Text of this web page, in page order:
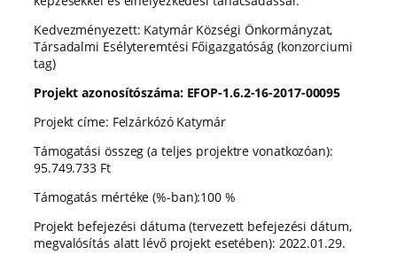
Kedvezményezett: Katymár Községi Önkormányzat,
Társadalmi Esélyteremtési Főigazgatóság (konzorciumi
tag)
Projekt azonosítószáma: EFOP-1.6.2-16-2017-00095
Projekt címe: Felzárkózó Katymár
Támogatási összeg (a teljes projektre vonatkozóan):
95.749.733 Ft
Támogatás mértéke (%-ban):100 %
Projekt befejezési dátuma (tervezett befejezési dátum,
megvalósítás alatt lévő projekt esetében): 2022.01.29.